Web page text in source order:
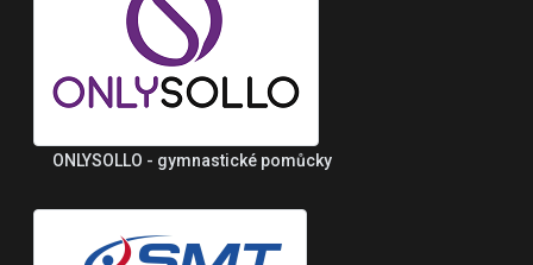
ONLYSOLLO - gymnastické pomůcky